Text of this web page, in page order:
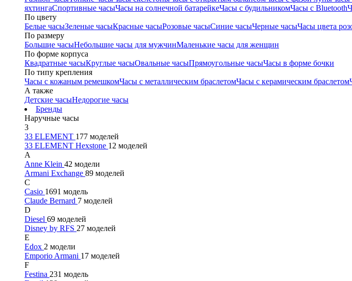
яхтингаСпортивные часыЧасы на солнечной батарейкеЧасы с будильникомЧасы с Bluetooth
По цвету
Белые часыЗеленые часыКрасные часыРозовые часыСиние часыЧерные часыЧасы цвета
По размеру
Большие часыНебольшие часы для мужчинМаленькие часы для женщин
По форме корпуса
Квадратные часыКруглые часыОвальные часыПрямоугольные часыЧасы в форме бочки
По типу крепления
Часы с кожаным ремешкомЧасы с металлическим браслетомЧасы с керамическим браслетом
А также
Детские часыНедорогие часы
Бренды
Наручные часы
3
33 ELEMENT 177 моделей
33 ELEMENT Hexstone 12 моделей
A
Anne Klein 42 модели
Armani Exchange 89 моделей
C
Casio 1691 модель
Claude Bernard 7 моделей
D
Diesel 69 моделей
Disney by RFS 27 моделей
E
Edox 2 модели
Emporio Armani 17 моделей
F
Festina 231 модель